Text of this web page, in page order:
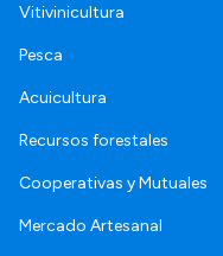
Vitivinicultura
Pesca
Acuicultura
Recursos forestales
Cooperativas y Mutuales
Mercado Artesanal